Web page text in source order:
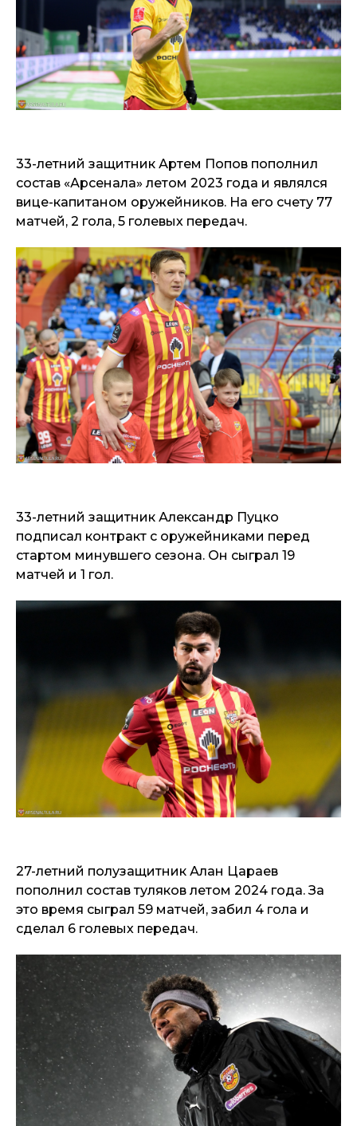
33-летний защитник Артем Попов пополнил
состав «Арсенала» летом 2023 года и являлся
вице-капитаном оружейников. На его счету 77
матчей, 2 гола, 5 голевых передач.
33-летний защитник Александр Пуцко
подписал контракт с оружейниками перед
стартом минувшего сезона. Он сыграл 19
матчей и 1 гол.
27-летний полузащитник Алан Цараев
пополнил состав туляков летом 2024 года. За
это время сыграл 59 матчей, забил 4 гола и
сделал 6 голевых передач.